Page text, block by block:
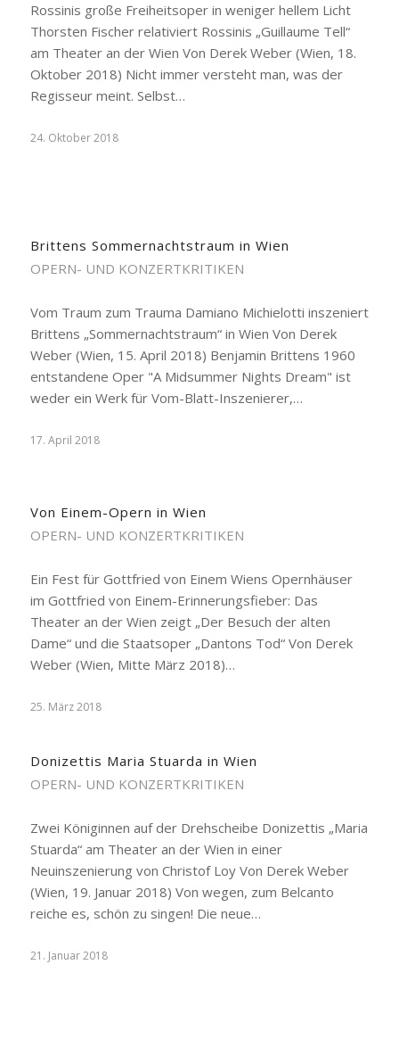
Rossinis große Freiheitsoper in weniger hellem Licht
Thorsten Fischer relativiert Rossinis „Guillaume Tell“
am Theater an der Wien Von Derek Weber (Wien, 18.
Oktober 2018) Nicht immer versteht man, was der
Regisseur meint. Selbst…
24. Oktober 2018
Brittens Sommernachtstraum in Wien
OPERN- UND KONZERTKRITIKEN
Vom Traum zum Trauma Damiano Michielotti inszeniert
Brittens „Sommernachtstraum“ in Wien Von Derek
Weber (Wien, 15. April 2018) Benjamin Brittens 1960
entstandene Oper "A Midsummer Nights Dream" ist
weder ein Werk für Vom-Blatt-Inszenierer,…
17. April 2018
Von Einem-Opern in Wien
OPERN- UND KONZERTKRITIKEN
Ein Fest für Gottfried von Einem Wiens Opernhäuser
im Gottfried von Einem-Erinnerungsfieber: Das
Theater an der Wien zeigt „Der Besuch der alten
Dame“ und die Staatsoper „Dantons Tod“ Von Derek
Weber (Wien, Mitte März 2018)…
25. März 2018
Donizettis Maria Stuarda in Wien
OPERN- UND KONZERTKRITIKEN
Zwei Königinnen auf der Drehscheibe Donizettis „Maria
Stuarda“ am Theater an der Wien in einer
Neuinszenierung von Christof Loy Von Derek Weber
(Wien, 19. Januar 2018) Von wegen, zum Belcanto
reiche es, schön zu singen! Die neue…
21. Januar 2018